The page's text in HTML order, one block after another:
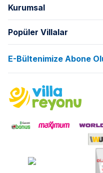
Kurumsal
Hakkımızda
İptal Şartları
Kurumsal
Yorumlar
Popüler Villalar
VİLLA SALKIM
VİLLA OLENNA 1
VİLLA TİAMO
E-Bültenimize Abone